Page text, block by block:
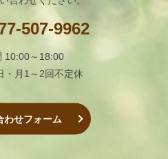
507-9962
10:00～18:00
・月1～2回不定休
わせフォーム